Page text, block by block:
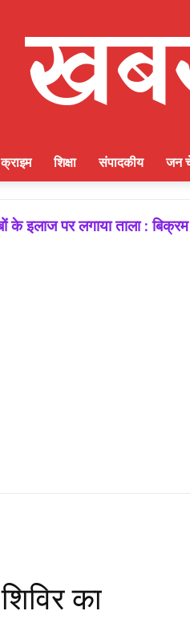
क्राइम शिक्षा संपादकीय जन
के इलाज पर लगाया ताला :
का